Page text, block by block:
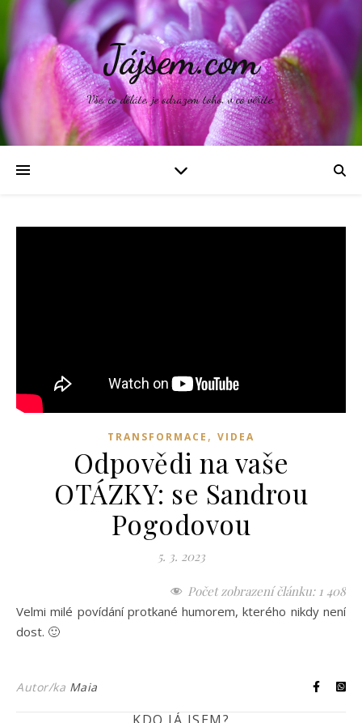
Jájsem.com
Vše, co děláte, je odrazem toho, v co věříte.
TRANSFORMACE , VIDEA
Odpovědi na vaše
OTÁZKY: se Sandrou
Pogodovou
5. 3. 2023
Počet zobrazení článku: 1 408
Velmi milé povídání protkané humorem, kterého nikdy není
dost. 🙂
Autor/ka Maia
KDO JÁ JSEM?